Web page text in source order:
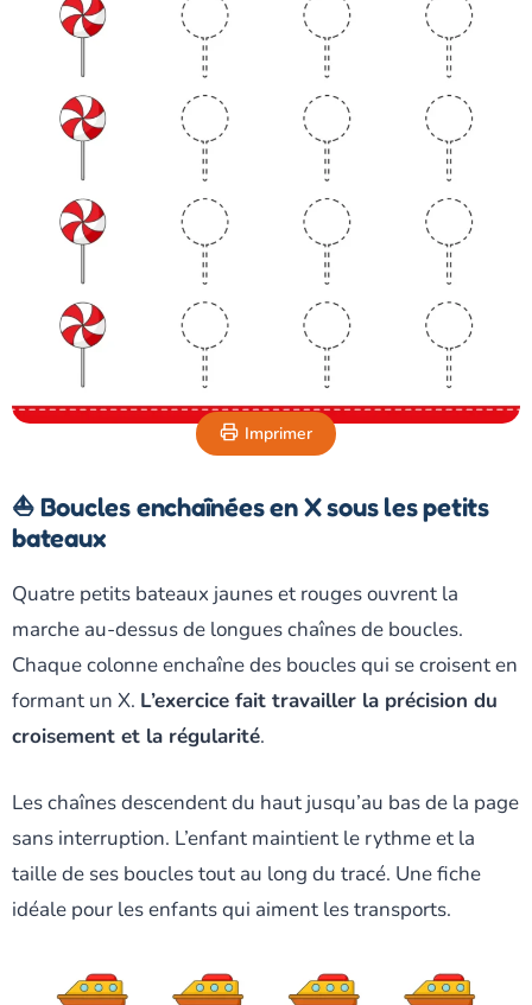
Imprimer
⛵ Boucles enchaînées en X sous les petits
bateaux
Quatre petits bateaux jaunes et rouges ouvrent la
marche au-dessus de longues chaînes de boucles.
Chaque colonne enchaîne des boucles qui se croisent en
formant un X. L’exercice fait travailler la précision du
croisement et la régularité.
Les chaînes descendent du haut jusqu’au bas de la page
sans interruption. L’enfant maintient le rythme et la
taille de ses boucles tout au long du tracé. Une fiche
idéale pour les enfants qui aiment les transports.